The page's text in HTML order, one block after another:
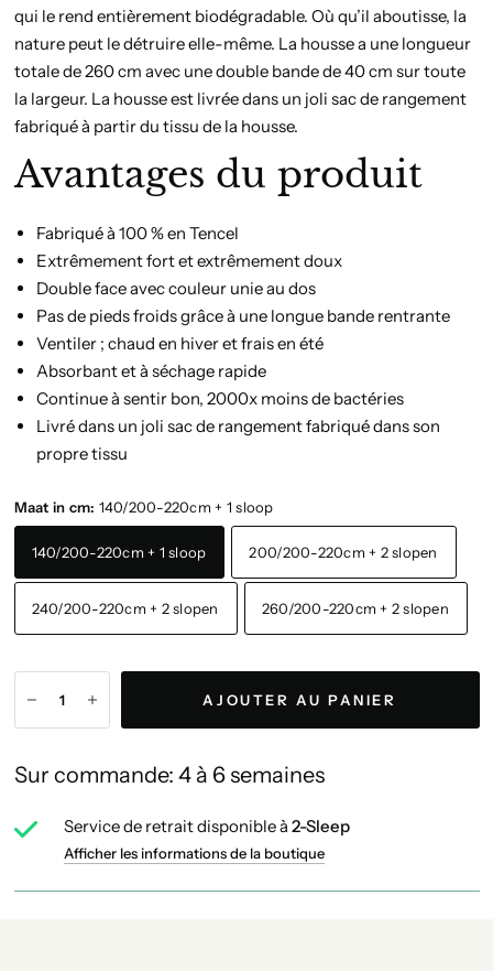
qui le rend entièrement biodégradable. Où qu’il aboutisse, la
nature peut le détruire elle-même. La housse a une longueur
totale de 260 cm avec une double bande de 40 cm sur toute
la largeur. La housse est livrée dans un joli sac de rangement
fabriqué à partir du tissu de la housse.
Avantages du produit
Fabriqué à 100 % en Tencel
Extrêmement fort et extrêmement doux
Double face avec couleur unie au dos
Pas de pieds froids grâce à une longue bande rentrante
Ventiler ; chaud en hiver et frais en été
Absorbant et à séchage rapide
Continue à sentir bon, 2000x moins de bactéries
Livré dans un joli sac de rangement fabriqué dans son
propre tissu
Maat in cm: 140/200-220cm + 1 sloop
140/200-220cm + 1 sloop 200/200-220cm + 2 slopen
240/200-220cm + 2 slopen 260/200-220cm + 2 slopen
AJOUTER AU PANIER
Sur commande: 4 à 6 semaines
Service de retrait disponible à 2-Sleep
Afficher les informations de la boutique